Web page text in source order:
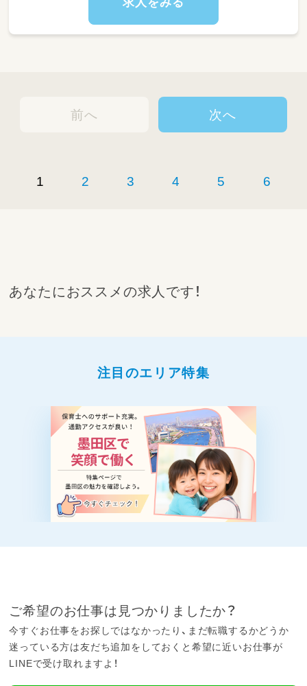
前へ
1 2 3 4 5 6
次へ
あなたにおススメの求人です！
注目のエリア特集
ご希望のお仕事は見つかりましたか？
今すぐお仕事をお探しではなかったり、まだ転職するかどうか
迷っている方は友だち追加をしておくと希望に近いお仕事が
LINEで受け取れますよ！